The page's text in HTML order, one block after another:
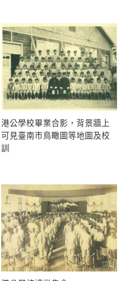
港公學校畢業合影，背景牆上
可見臺南市鳥瞰圖等地圖及校
訓